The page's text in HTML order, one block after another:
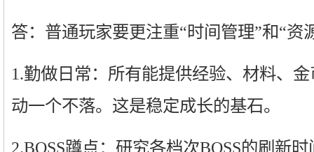
答：普通玩家要更注重“时间管理”和“资
1.勤做日常：所有能提供经验、材料、
动一个不落。这是稳定成长的基石。
2.BOSS蹲点：研究各档次BOSS的刷新